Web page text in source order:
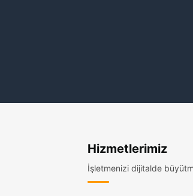
Hizmetlerimiz
İşletmenizi dijitalde